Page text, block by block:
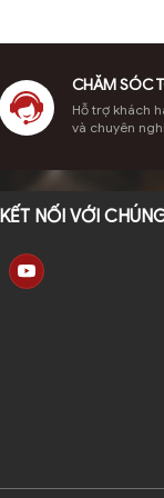
CHĂM SÓC
Hỗ trợ khách
và chuyên
KẾT NỐI VỚI